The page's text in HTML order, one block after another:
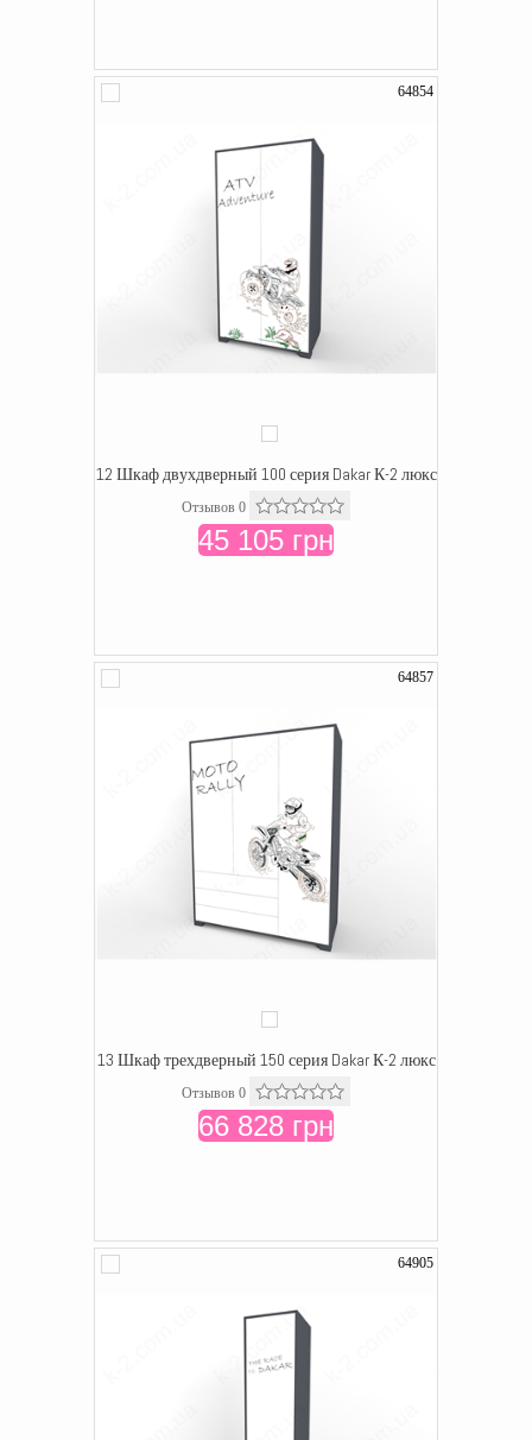
64854
12 Шкаф двухдверный 100 серия Dakar К-2 люкс
Отзывов 0
45 105 грн
64857
13 Шкаф трехдверный 150 серия Dakar К-2 люкс
Отзывов 0
66 828 грн
64905